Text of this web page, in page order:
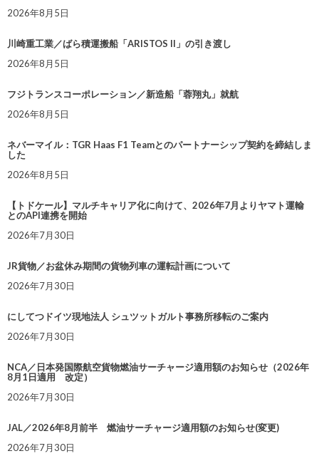
2026年8月5日
川崎重工業／ばら積運搬船「ARISTOS II」の引き渡し
2026年8月5日
フジトランスコーポレーション／新造船「蓉翔丸」就航
2026年8月5日
ネバーマイル：TGR Haas F1 Teamとのパートナーシップ契約を締結しま
した
2026年8月5日
【トドケール】マルチキャリア化に向けて、2026年7月よりヤマト運輸
とのAPI連携を開始
2026年7月30日
JR貨物／お盆休み期間の貨物列車の運転計画について
2026年7月30日
にしてつドイツ現地法人 シュツットガルト事務所移転のご案内
2026年7月30日
NCA／日本発国際航空貨物燃油サーチャージ適用額のお知らせ（2026年
8月1日適用 改定）
2026年7月30日
JAL／2026年8月前半 燃油サーチャージ適用額のお知らせ(変更)
2026年7月30日